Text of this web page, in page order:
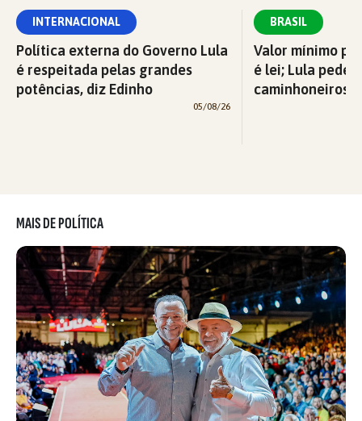
INTERNACIONAL
Política externa do Governo Lula
é respeitada pelas grandes
potências, diz Edinho
05/08/26
BRASIL
Valor mínimo
é lei; Lula pede
caminhoneiros
MAIS DE POLÍTICA